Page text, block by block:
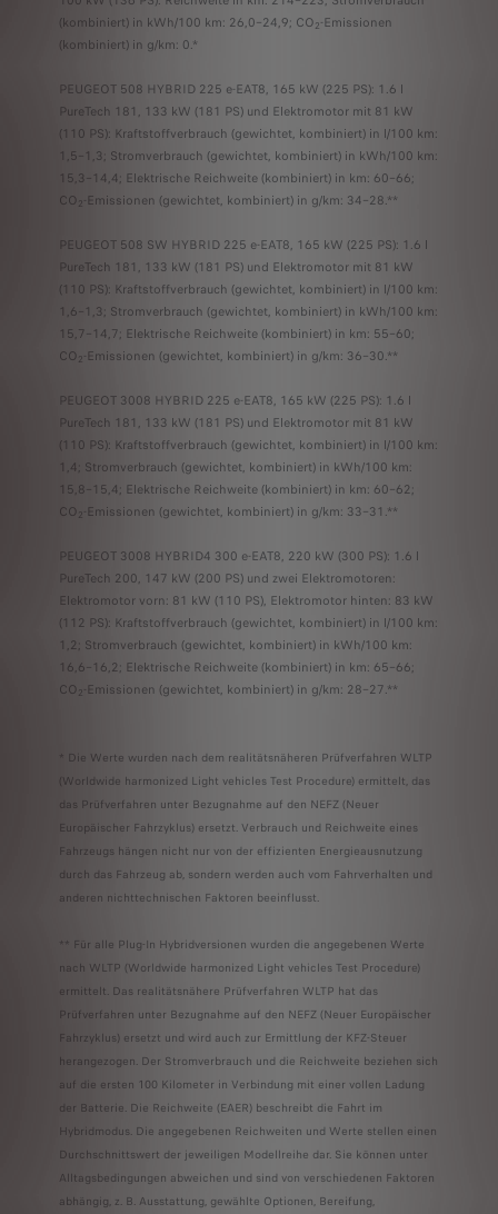
(kombiniert) in kWh/100 km: 26,0–24,9; CO2-Emissionen
(kombiniert) in g/km: 0.*
PEUGEOT 508 HYBRID 225 e-EAT8, 165 kW (225 PS): 1.6 l
PureTech 181, 133 kW (181 PS) und Elektromotor mit 81 kW
(110 PS): Kraftstoffverbrauch (gewichtet, kombiniert) in l/100 km:
1,5–1,3; Stromverbrauch (gewichtet, kombiniert) in kWh/100 km:
15,3–14,4; Elektrische Reichweite (kombiniert) in km: 60–66;
CO2 -Emissionen (gewichtet, kombiniert) in g/km: 34–28.**
PEUGEOT 508 SW HYBRID 225 e-EAT8, 165 kW (225 PS): 1.6 l
PureTech 181, 133 kW (181 PS) und Elektromotor mit 81 kW
(110 PS): Kraftstoffverbrauch (gewichtet, kombiniert) in l/100 km:
1,6–1,3; Stromverbrauch (gewichtet, kombiniert) in kWh/100 km:
15,7–14,7; Elektrische Reichweite (kombiniert) in km: 55–60;
CO2-Emissionen (gewichtet, kombiniert) in g/km: 36–30.**
PEUGEOT 3008 HYBRID 225 e-EAT8, 165 kW (225 PS): 1.6 l
PureTech 181, 133 kW (181 PS) und Elektromotor mit 81 kW
(110 PS): Kraftstoffverbrauch (gewichtet, kombiniert) in l/100 km:
1,4; Stromverbrauch (gewichtet, kombiniert) in kWh/100 km:
15,8–15,4; Elektrische Reichweite (kombiniert) in km: 60–62;
CO2 -Emissionen (gewichtet, kombiniert) in g/km: 33–31.**
PEUGEOT 3008 HYBRID4 300 e-EAT8, 220 kW (300 PS): 1.6 l
PureTech 200, 147 kW (200 PS) und zwei Elektromotoren:
Elektromotor vorn: 81 kW (110 PS), Elektromotor hinten: 83 kW
(112 PS): Kraftstoffverbrauch (gewichtet, kombiniert) in l/100 km:
1,2; Stromverbrauch (gewichtet, kombiniert) in kWh/100 km:
16,6–16,2; Elektrische Reichweite (kombiniert) in km: 65–66;
CO2-Emissionen (gewichtet, kombiniert) in g/km: 28–27.**
* Die Werte wurden nach dem realitätsnäheren Prüfverfahren WLTP
(Worldwide harmonized Light vehicles Test Procedure) ermittelt, das
das Prüfverfahren unter Bezugnahme auf den NEFZ (Neuer
Europäischer Fahrzyklus) ersetzt. Verbrauch und Reichweite eines
Fahrzeugs hängen nicht nur von der effizienten Energieausnutzung
durch das Fahrzeug ab, sondern werden auch vom Fahrverhalten und
anderen nichttechnischen Faktoren beeinflusst.
** Für alle Plug-In Hybridversionen wurden die angegebenen Werte
nach WLTP (Worldwide harmonized Light vehicles Test Procedure)
ermittelt. Das realitätsnähere Prüfverfahren WLTP hat das
Prüfverfahren unter Bezugnahme auf den NEFZ (Neuer Europäischer
Fahrzyklus) ersetzt und wird auch zur Ermittlung der KFZ-Steuer
herangezogen. Der Stromverbrauch und die Reichweite beziehen sich
auf die ersten 100 Kilometer in Verbindung mit einer vollen Ladung
der Batterie. Die Reichweite (EAER) beschreibt die Fahrt im
Hybridmodus. Die angegebenen Reichwei­ten und Werte stellen einen
Durchschnittswert der jeweiligen Modellreihe dar. Sie können unter
Alltagsbedingungen abweichen und sind von verschiedenen Faktoren
abhängig, z. B. Ausstattung, gewählte Optionen, Bereifung,